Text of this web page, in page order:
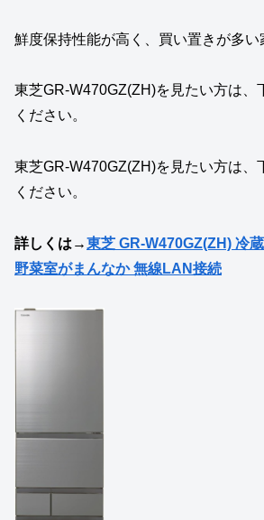
鮮度保持性能が高く、買い置きが多い
東芝GR‑W470GZ(ZH)を見たい方は、
ください。
東芝GR‑W470GZ(ZH)を見たい方は、
ください。
詳しくは→東芝 GR-W470GZ(ZH) 冷
野菜室がまんなか 無線LAN接続